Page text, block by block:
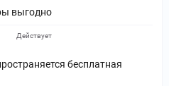
выгодно
бесплатная
Действует